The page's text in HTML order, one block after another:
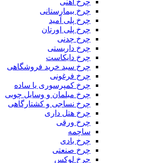
چرخ بیمارستانی
چرخ پلی آمید
چرخ پلی اورتان
چرخ چدنی
چرخ داربستی
چرخ دایکاست
چرخ سبد خرید فروشگاهی
چرخ فرغونی
چرخ کمپرسوری یا ساده
چرخ مبلمان و وسایل چوبی
چرخ نساجی و کشتارگاهی
چرخ هتل داری
چرخ ورقی
ساچمه
چرخ بادی
چرخ صنعتی
چرخ لوکس